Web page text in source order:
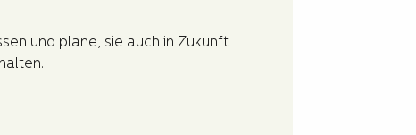
und plane, sie auch in Zukunft